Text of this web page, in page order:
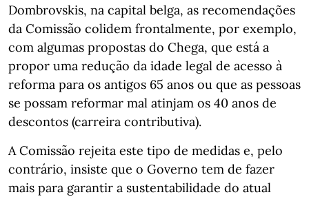
Dombrovskis, na capital belga, as recomendações
da Comissão colidem frontalmente, por exemplo,
com algumas propostas do Chega, que está a
propor uma redução da idade legal de acesso à
reforma para os antigos 65 anos ou que as pessoas
se possam reformar mal atinjam os 40 anos de
descontos (carreira contributiva).
A Comissão rejeita este tipo de medidas e, pelo
contrário, insiste que o Governo tem de fazer
mais para garantir a sustentabilidade do atual